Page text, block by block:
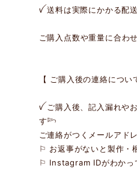
ꪜ 送料は実際にかかる配
ご購入点数や重量に合わ
【 ご購入後の連絡につい
ꪜ ご購入後、記入漏れや
す𓆸
ご連絡がつくメールアド
⚐ お返事がないと製作・
⚐ Instagram IDがわかっ